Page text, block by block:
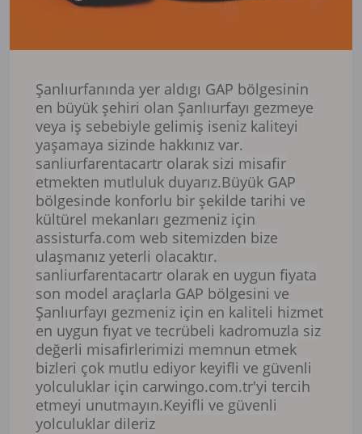
Şanlıurfanında yer aldıgı GAP bölgesinin
en büyük şehiri olan Şanlıurfayı gezmeye
veya iş sebebiyle gelimiş iseniz kaliteyi
yaşamaya sizinde hakkınız var.
sanliurfarentacartr olarak sizi misafir
etmekten mutluluk duyarız.Büyük GAP
bölgesinde konforlu bir şekilde tarihi ve
kültürel mekanları gezmeniz için
assisturfa.com web sitemizden bize
ulaşmanız yeterli olacaktır.
sanliurfarentacartr olarak en uygun fiyata
son model araçlarla GAP bölgesini ve
Şanlıurfayı gezmeniz için en kaliteli hizmet
en uygun fıyat ve tecrübeli kadromuzla siz
değerli misafirlerimizi memnun etmek
bizleri çok mutlu ediyor keyifli ve güvenli
yolculuklar için carwingo.com.tr'yi tercih
etmeyi unutmayın.Keyifli ve güvenli
yolculuklar dileriz